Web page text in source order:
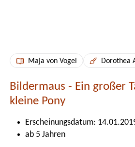
Maja von Vogel Dorothea
Bildermaus - Ein großer
kleine Pony
Erscheinungsdatum:
ab 5 Jahren